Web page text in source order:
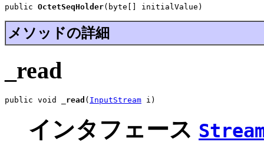
public OctetSeqHolder(byte[] initialValue)
メソッドの詳細
_read
public void _read ( InputStream i)
インタフェース